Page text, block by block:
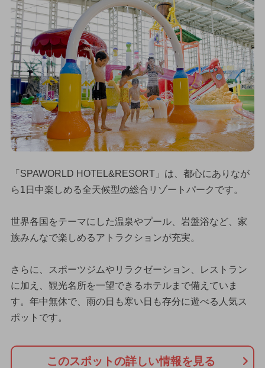
「SPAWORLD HOTEL&RESORT」は、都心にありなが
ら1日中楽しめる全天候型の総合リゾートパークです。
世界各国をテーマにした温泉やプール、岩盤浴など、家
族みんなで楽しめるアトラクションが充実。
さらに、スポーツジムやリラクゼーション、レストラン
に加え、観光名所を一望できるホテルまで備えていま
す。年中無休で、雨の日も寒い日も存分に遊べる人気ス
ポットです。
このスポットの詳しい情報を見る